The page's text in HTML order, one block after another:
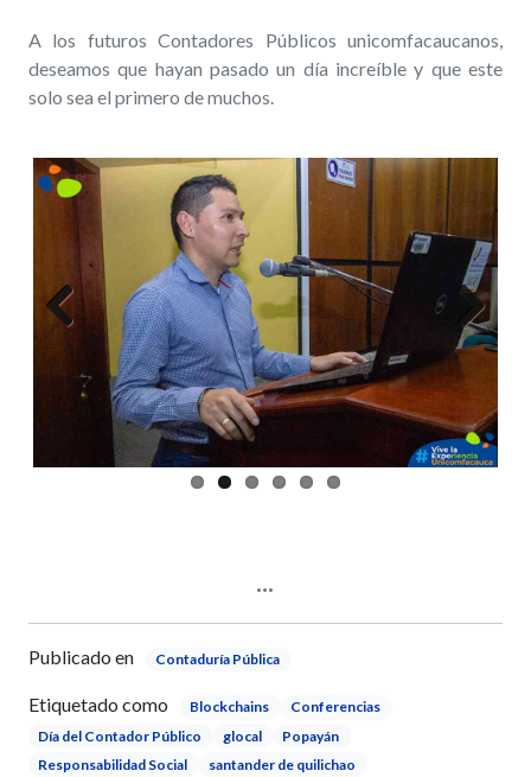
A los futuros Contadores Públicos unicomfacaucanos,
deseamos que hayan pasado un día increíble y que este
solo sea el primero de muchos.
Previous Next
Publicado en Contaduría Pública
Etiquetado como Blockchains
Conferencias
Día del Contador Público
glocal
Popayán
Responsabilidad Social
santander de quilichao